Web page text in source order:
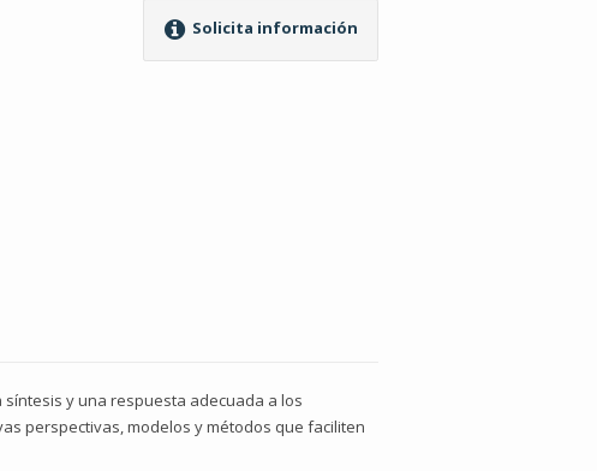
Solicita información
y una respuesta adecuada a los
perspectivas, modelos y métodos que faciliten